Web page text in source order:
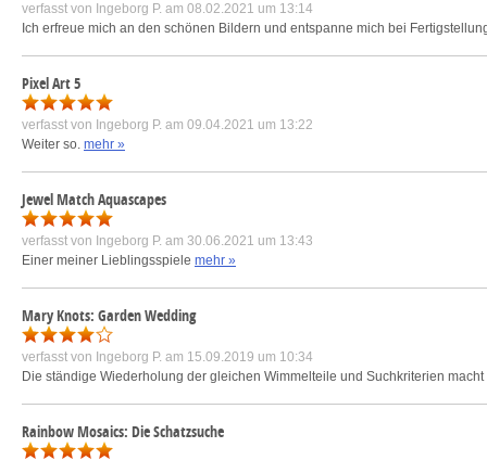
verfasst von Ingeborg P. am 08.02.2021 um 13:14
Ich erfreue mich an den schönen Bildern und entspanne mich bei
Pixel Art 5
verfasst von Ingeborg P. am 09.04.2021 um 13:22
Weiter so. mehr »
Jewel Match Aquascapes
verfasst von Ingeborg P. am 30.06.2021 um 13:43
Einer meiner Lieblingsspiele mehr »
Mary Knots: Garden Wedding
verfasst von Ingeborg P. am 15.09.2019 um 10:34
Die ständige Wiederholung der gleichen Wimmelteile und Suchkriterien
Rainbow Mosaics: Die Schatzsuche